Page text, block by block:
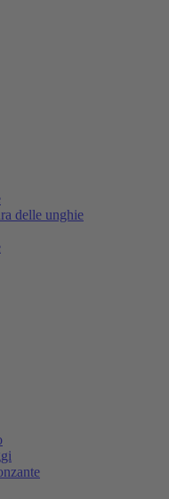
delle unghie